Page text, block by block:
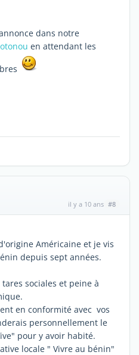
dans notre
en attendant les
il y a 10 ans #8
Américaine et je vis
depuis sept années.
sociales et peine à
en conformité avec vos
personnellement le
pour y avoir habité.
locale " Vivre au bénin"